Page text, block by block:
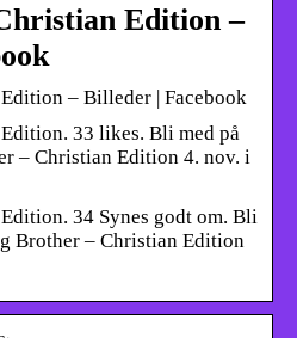
Edition –
– Billeder | Facebook
33 likes. Bli med på
– Christian Edition 4. nov. i
34 Synes godt om. Bli
Brother – Christian Edition